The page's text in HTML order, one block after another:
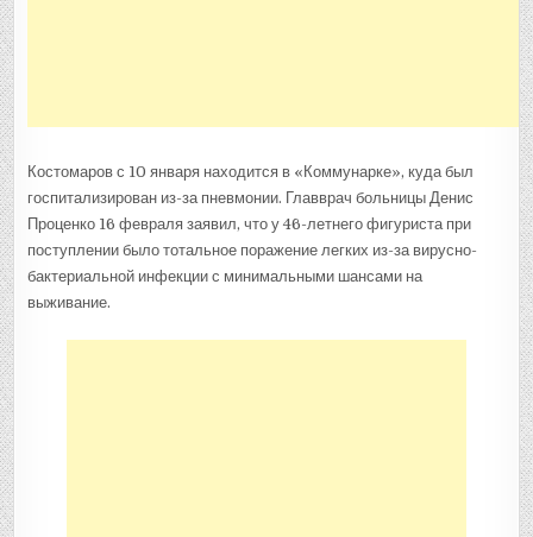
Костомаров с 10 января находится в «Коммунарке», куда был
госпитализирован из-за пневмонии. Главврач больницы Денис
Проценко 16 февраля заявил, что у 46-летнего фигуриста при
поступлении было тотальное поражение легких из-за вирусно-
бактериальной инфекции с минимальными шансами на
выживание.